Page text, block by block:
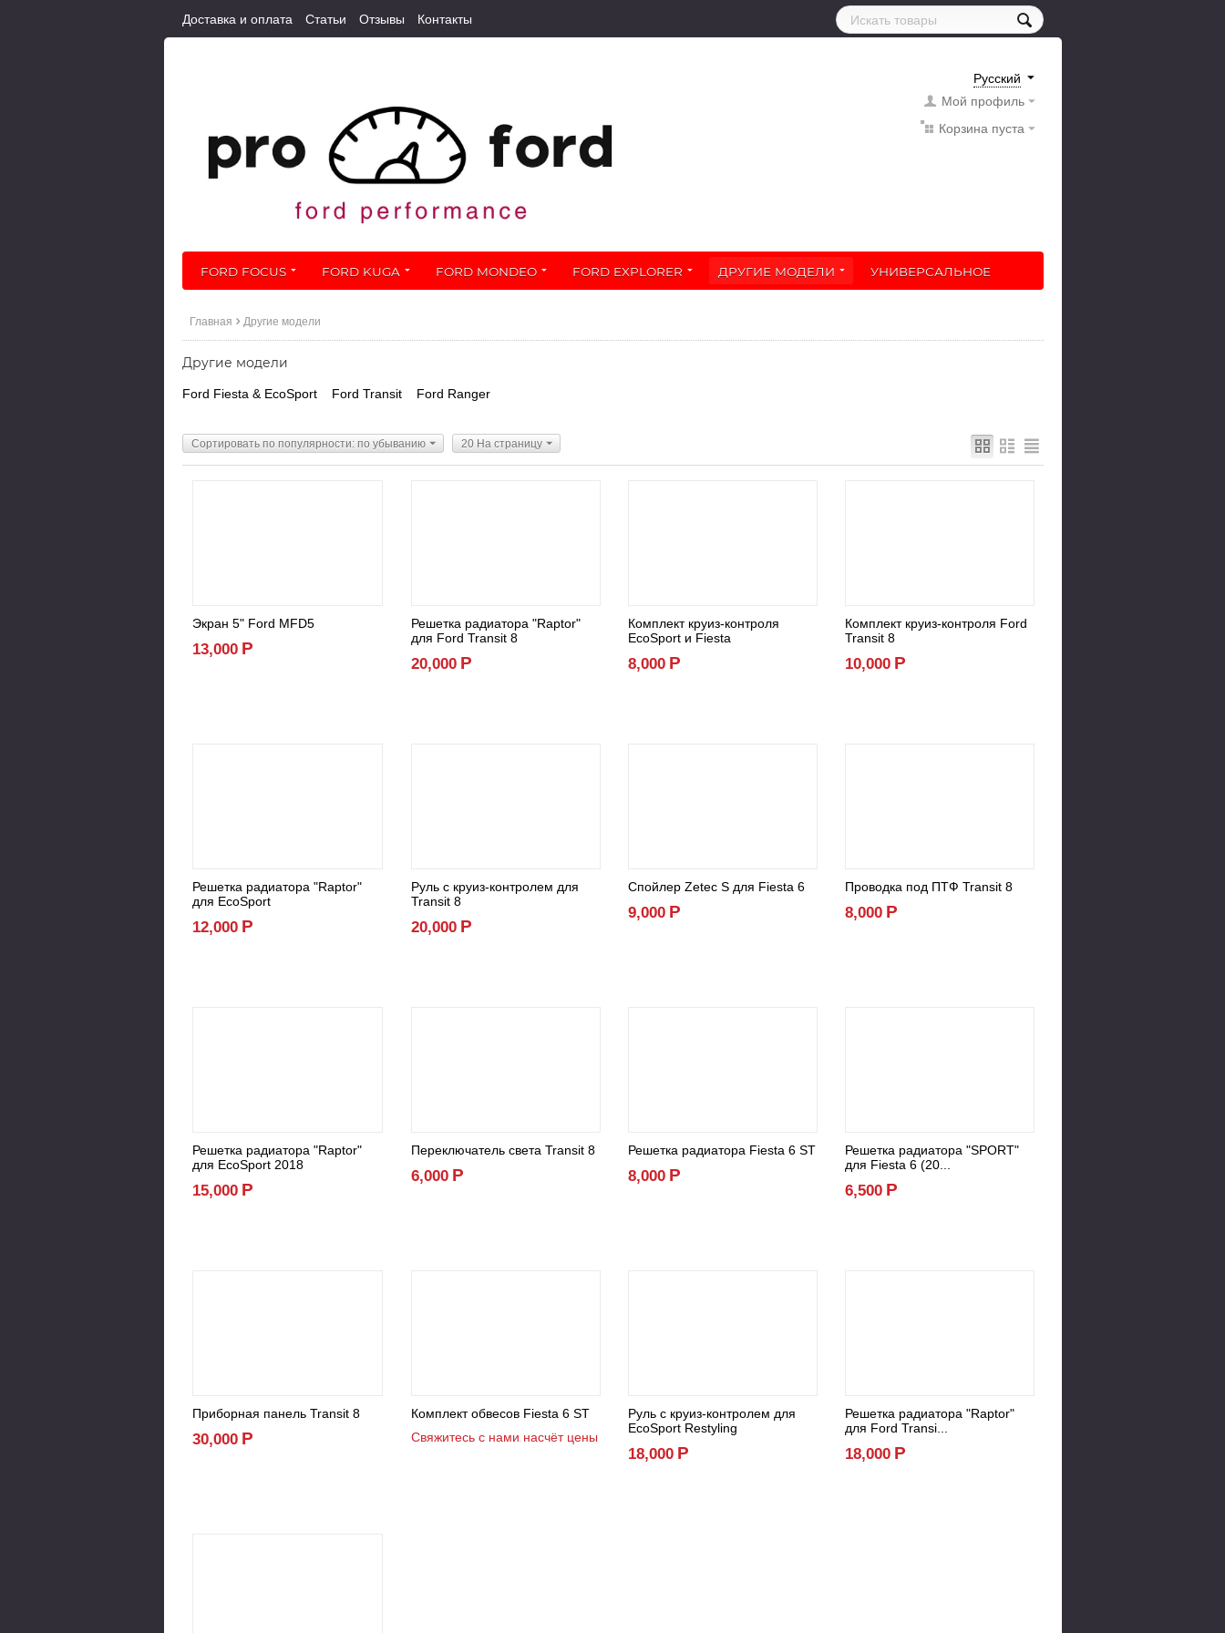
Доставка и оплата Статьи Отзывы Контакты
Русский
Мой профиль
Корзина пуста
FORD FOCUS FORD KUGA FORD MONDEO FORD EXPLORER ДРУГИЕ МОДЕЛИ УНИВЕРСАЛЬНОЕ
Главная Другие модели
Другие модели
Ford Fiesta & EcoSport Ford Transit Ford Ranger
Сортировать по популярности: по убыванию 20 На страницу
Экран 5" Ford MFD5
13,000 Р
Решетка радиатора "Raptor"
для Ford Transit 8
20,000 Р
Комплект круиз-контроля
EcoSport и Fiesta
8,000 Р
Комплект круиз-контроля Ford
Transit 8
10,000 Р
Решетка радиатора "Raptor"
для EcoSport
12,000 Р
Руль с круиз-контролем для
Transit 8
20,000 Р
Спойлер Zetec S для Fiesta 6
9,000 Р
Проводка под ПТФ Transit 8
8,000 Р
Решетка радиатора "Raptor"
для EcoSport 2018
15,000 Р
Переключатель света Transit 8
6,000 Р
Решетка радиатора Fiesta 6 ST
8,000 Р
Решетка радиатора "SPORT"
для Fiesta 6 (20...
6,500 Р
Приборная панель Transit 8
30,000 Р
Комплект обвесов Fiesta 6 ST
Свяжитесь с нами насчёт цены
Руль с круиз-контролем для
EcoSport Restyling
18,000 Р
Решетка радиатора "Raptor"
для Ford Transi...
18,000 Р